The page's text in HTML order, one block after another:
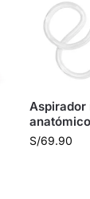
Aspirador
anatómico
S/69.90